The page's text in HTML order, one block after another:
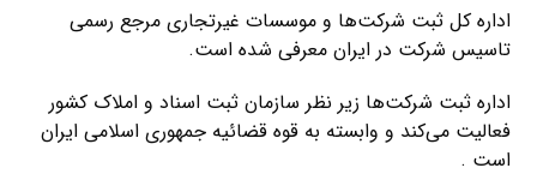
اداره کل ثبت شرکت‌ها و موسسات غیرتجاری مرجع رسمی
تاسیس شرکت در ایران معرفی شده است.
اداره ثبت شرکت‌ها زیر نظر سازمان ثبت اسناد و املاک کشور
فعالیت می‌کند و وابسته به قوه قضائیه جمهوری اسلامی ایران
است .